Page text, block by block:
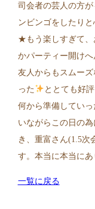
司会者の芸人の方
ンビンゴをしたり
★もう楽しすぎて、
かパーティー開け
友人からもスムー
った
ととても好評
何から準備してい
いながらこの日の
き、重富さん(1.5次
す。本当に本当にあ
一覧に戻る